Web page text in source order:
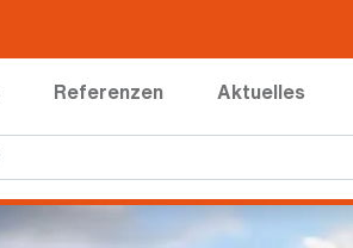
Referenzen Aktuelles